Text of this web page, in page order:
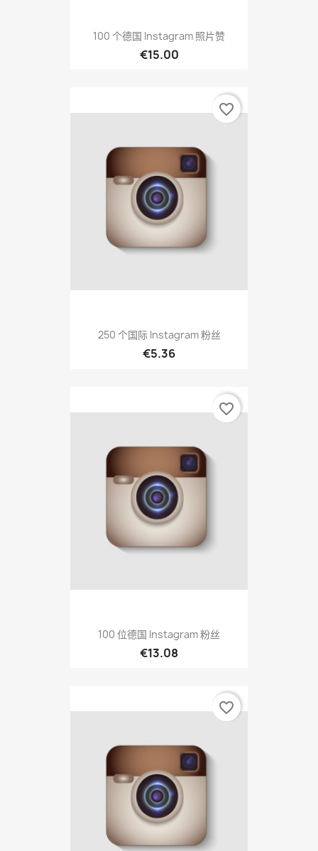
100 个德国 Instagram 照片赞
€15.00
250 个国际 Instagram 粉丝
€5.36
favorite_border
100 位德国 Instagram 粉丝
€13.08
favorite_border
favorite_border